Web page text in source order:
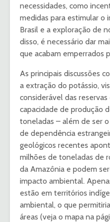
necessidades, como
medidas para estimular o
Brasil e a exploração de
disso, é necessário dar
que acabam emperrados
As principais discussões
a extração do potássio,
considerável das
capacidade de produção
toneladas – além de ser
de dependência
geológicos recentes
milhões de toneladas de
da Amazônia e podem
impacto ambiental.
estão em territórios
ambiental, o que
áreas (veja o mapa na